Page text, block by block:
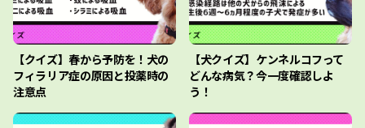
【クイズ】春から予防を！犬の
フィラリア症の原因と投薬時の
注意点
【犬クイズ】ケンネルコフって
どんな病気？今一度確認しよ
う！